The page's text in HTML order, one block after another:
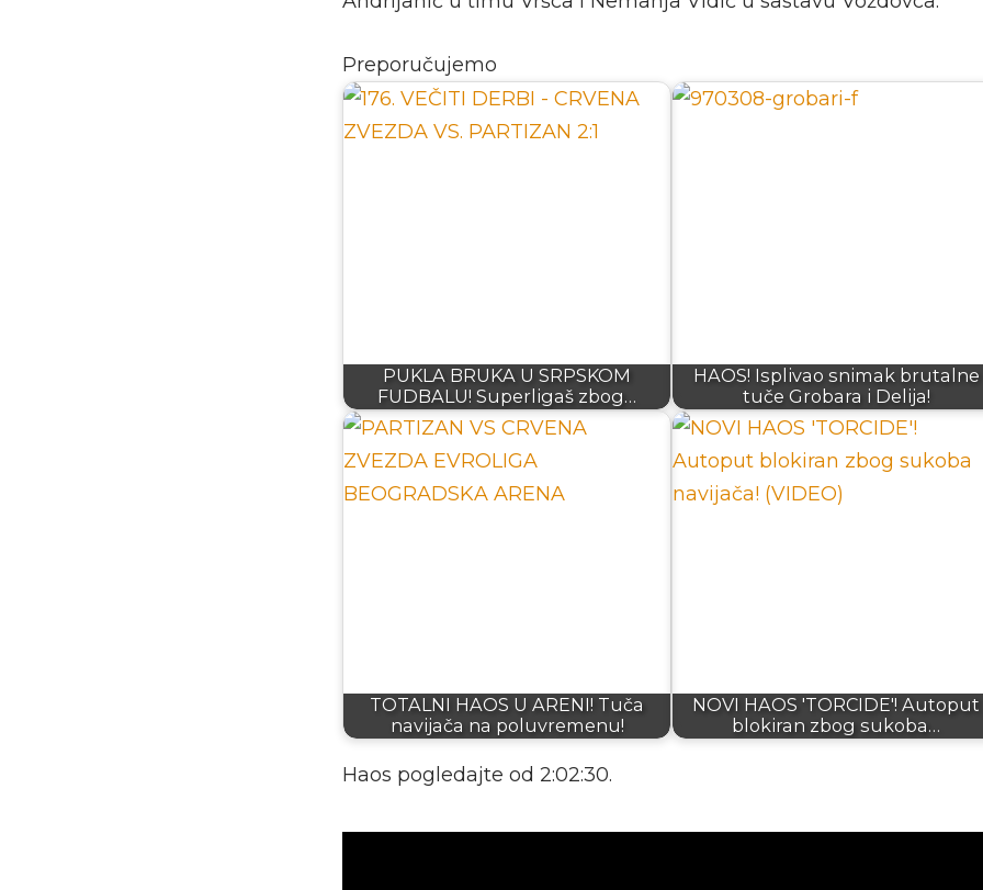
Preporučujemo
PUKLA BRUKA U SRPSKOM
FUDBALU! Superligaš zbog…
HAOS! Isplivao snimak brutalne
tuče Grobara i Delija!
TOTALNI HAOS U ARENI! Tuča
navijača na poluvremenu!
NOVI HAOS 'TORCIDE'! Autoput
blokiran zbog sukoba…
Haos pogledajte od 2:02:30.